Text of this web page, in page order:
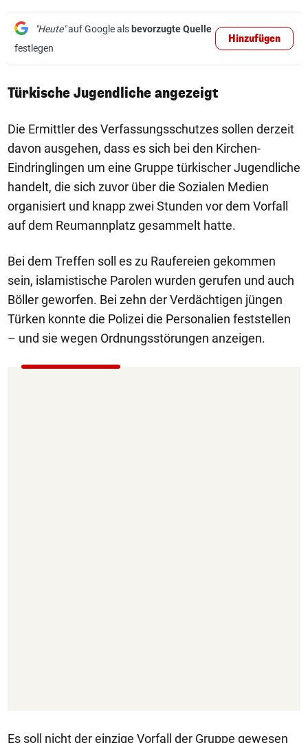
"Heute"auf Google als bevorzugte Quelle
festlegen
Hinzufügen
Türkische Jugendliche angezeigt
Die Ermittler des Verfassungsschutzes sollen derzeit
davon ausgehen, dass es sich bei den Kirchen-
Eindringlingen um eine Gruppe türkischer Jugendliche
handelt, die sich zuvor über die Sozialen Medien
organisiert und knapp zwei Stunden vor dem Vorfall
auf dem Reumannplatz gesammelt hatte.
Bei dem Treffen soll es zu Raufereien gekommen
sein, islamistische Parolen wurden gerufen und auch
Böller geworfen. Bei zehn der Verdächtigen jüngen
Türken konnte die Polizei die Personalien feststellen
– und sie wegen Ordnungsstörungen anzeigen.
Es soll nicht der einzige Vorfall der Gruppe gewesen